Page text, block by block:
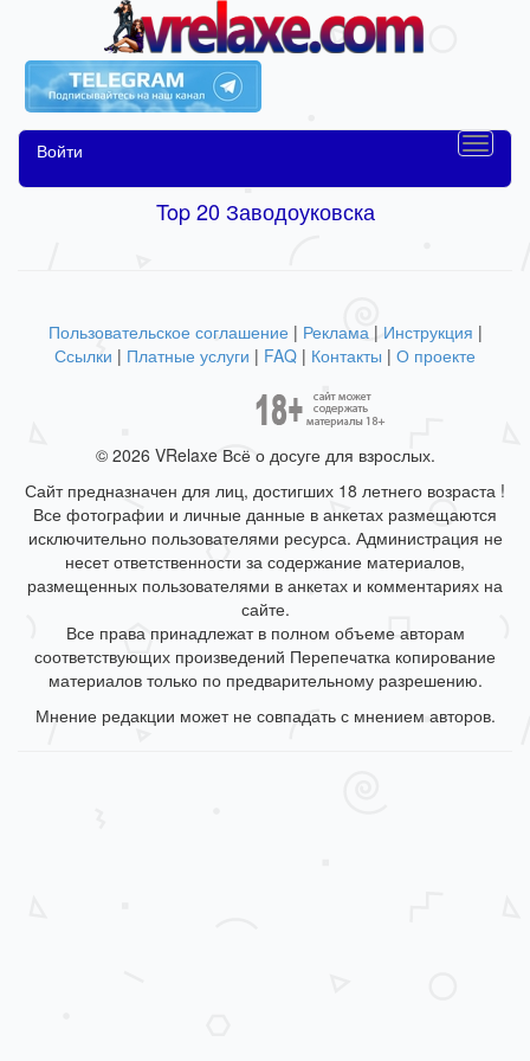
Войти
Top 20 Заводоуковска
Пользовательское соглашение | Реклама| Инструкция |
Ссылки | Платные услуги | FAQ | Контакты | О проекте
© 2026 VRelaxe Всё о досуге для взрослых.
Сайт предназначен для лиц, достигших 18 летнего возраста !
Все фотографии и личные данные в анкетах размещаются
исключительно пользователями ресурса. Администрация не
несет ответственности за содержание материалов,
размещенных пользователями в анкетах и комментариях на
сайте.
Все права принадлежат в полном объеме авторам
соответствующих произведений Перепечатка копирование
материалов только по предварительному разрешению.
Мнение редакции может не совпадать с мнением авторов.